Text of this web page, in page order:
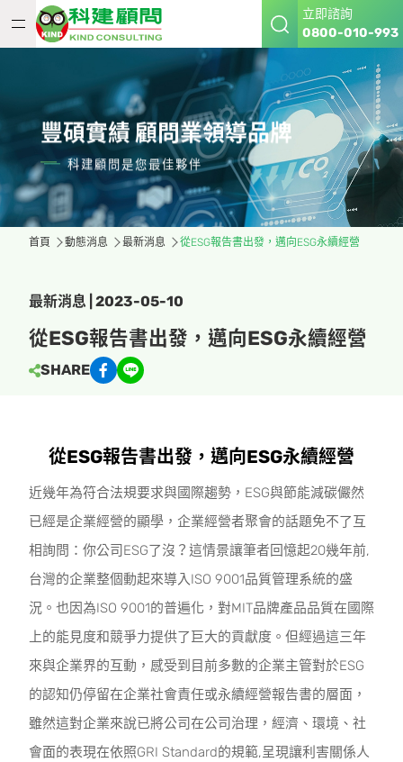
立即諮詢
0800-010-993
豐碩實績 顧問業領導品牌
科建顧問是您最佳夥伴
首頁 動態消息 最新消息 從ESG報告書出發，邁向ESG永續經營
最新消息 | 2023-05-10
從ESG報告書出發，邁向ESG永續經營
SHARE
從ESG報告書出發，邁向ESG永續經營
近幾年為符合法規要求與國際趨勢，ESG與節能減碳儼然
已經是企業經營的顯學，企業經營者聚會的話題免不了互
相詢問：你公司ESG了沒？這情景讓筆者回憶起20幾年前,
台灣的企業整個動起來導入ISO 9001品質管理系統的盛
況。也因為ISO 9001的普遍化，對MIT品牌產品品質在國際
上的能見度和競爭力提供了巨大的貢獻度。但經過這三年
來與企業界的互動，感受到目前多數的企業主管對於ESG
的認知仍停留在企業社會責任或永續經營報告書的層面，
雖然這對企業來說已將公司在公司治理，經濟、環境、社
會面的表現在依照GRI Standard的規範,呈現讓利害關係人